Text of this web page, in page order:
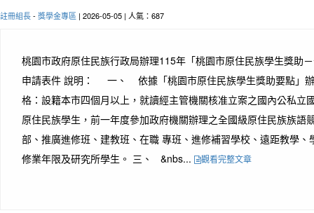
註冊組長- 獎學金專區 | 2026-05-05 | 人氣：687
桃園市政府原住民族行政局辦理115年「桃園市原住民族學生獎助
申請表件 說明： 一、 依據「桃園市原住民族學生獎助要點」
格：設籍本市四個月以上，就讀經主管機關核准立案之國內公私立
原住民族學生，前一年度參加政府機關辦理之全國級原住民族族語
部、推廣進修班、建教班、在職 專班、進修補習學校、遠距教學
修業年限及研究所學生。 三、 &nbs...
觀看完整文章